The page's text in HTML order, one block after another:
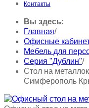
Контакты
Вы здесь:
Главная/
Офисные
Мебель для
Серия "Дублин"/
Стол на
Симферополь